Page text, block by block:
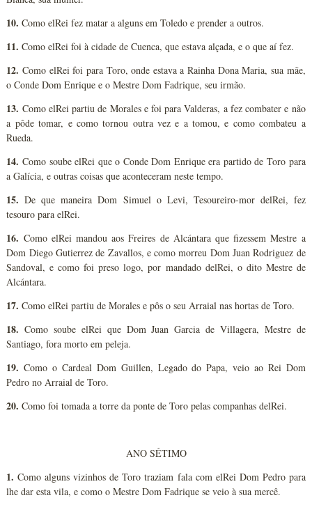
10. Como elRei fez matar a alguns em Toledo e prender a outros.
11. Como elRei foi à cidade de Cuenca, que estava alçada, e o que aí fez.
12. Como elRei foi para Toro, onde estava a Rainha Dona Maria, sua mãe,
o Conde Dom Enrique e o Mestre Dom Fadrique, seu irmão.
13. Como elRei partiu de Morales e foi para Valderas, a fez combater e não
a pôde tomar, e como tornou outra vez e a tomou, e como combateu a
Rueda.
14. Como soube elRei que o Conde Dom Enrique era partido de Toro para
a Galícia, e outras coisas que aconteceram neste tempo.
15. De que maneira Dom Simuel o Levi, Tesoureiro-mor delRei, fez
tesouro para elRei.
16. Como elRei mandou aos Freires de Alcántara que fizessem Mestre a
Dom Diego Gutierrez de Zavallos, e como morreu Dom Juan Rodriguez de
Sandoval, e como foi preso logo, por mandado delRei, o dito Mestre de
Alcántara.
17. Como elRei partiu de Morales e pôs o seu Arraial nas hortas de Toro.
18. Como soube elRei que Dom Juan Garcia de Villagera, Mestre de
Santiago, fora morto em peleja.
19. Como o Cardeal Dom Guillen, Legado do Papa, veio ao Rei Dom
Pedro no Arraial de Toro.
20. Como foi tomada a torre da ponte de Toro pelas companhas delRei.
ANO SÉTIMO
1. Como alguns vizinhos de Toro traziam fala com elRei Dom Pedro para
lhe dar esta vila, e como o Mestre Dom Fadrique se veio à sua mercê.